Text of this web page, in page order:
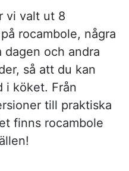
vi valt ut 8
rocambole, några
och andra
så att du kan
i köket. Från
till praktiska
finns rocambole